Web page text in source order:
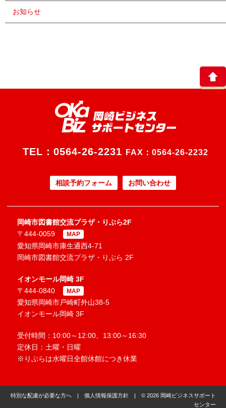
お知らせ
TEL： 0564-26-2231 FAX：0564-26-2232
相談予約フォーム お問い合わせ
岡崎市図書館交流プラザ・りぶら2F
〒444-0059
MAP
愛知県岡崎市康生通西4-71
岡崎市図書館交流プラザ・りぶら 2F
イオンモール岡崎 3F
〒444-0840
MAP
愛知県岡崎市戸崎町外山38-5
イオンモール岡崎 3F
受付時間：10:00～12:00、13:00～16:30
定休日：土曜・日曜
※りぶらは水曜日全館休館につき休業
特別な配慮が必要な方へ 個人情報保護方針 | © 2026 岡崎ビジネスサポート
センター